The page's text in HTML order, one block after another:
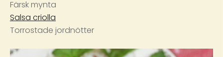
Färsk mynta
Salsa criolla
Torrostade jordnötter